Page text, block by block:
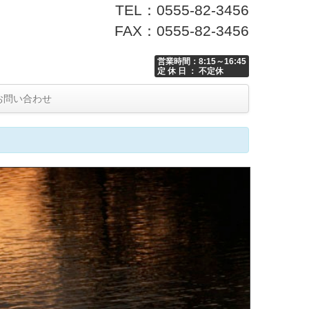
TEL：0555-82-3456
FAX：0555-82-3456
営業時間：8:15～16:45
定 休 日 ： 不定休
い合わせ